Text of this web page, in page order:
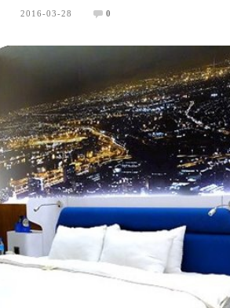
2016-03-28 0